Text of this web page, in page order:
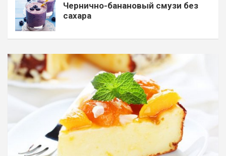
Чернично-банановый смузи без
сахара